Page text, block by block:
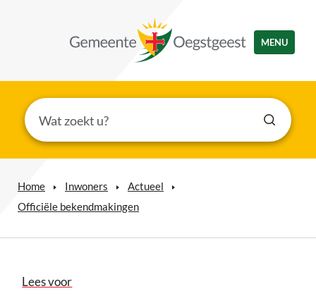
MENU
Home Inwoners
Actueel
Officiële bekendmakingen
Lees voor